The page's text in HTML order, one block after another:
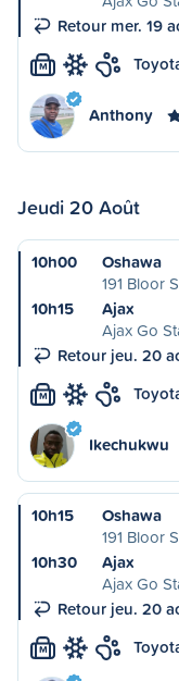
Retour mer. 19
M
Anthony
Jeudi 20 Août
10h00
Oshawa
191 Bloor
10h15
Ajax
Ajax Go
Retour jeu. 20
M
Ikechukwu
10h15
Oshawa
191 Bloor
10h30
Ajax
Ajax Go
Retour jeu. 20
M